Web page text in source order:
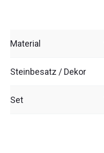
Material
Steinbesatz / Dekor
Set